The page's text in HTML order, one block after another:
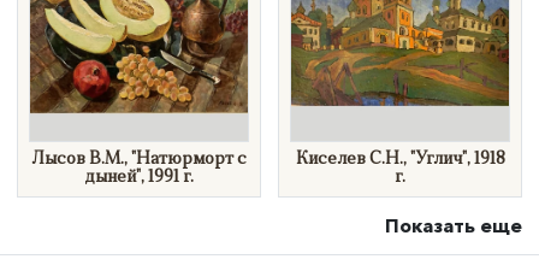
​Лысов В.М., "Натюрморт с
дыней", 1991 г.
Киселев С.Н., "Углич", 1918
г.
Показать еще